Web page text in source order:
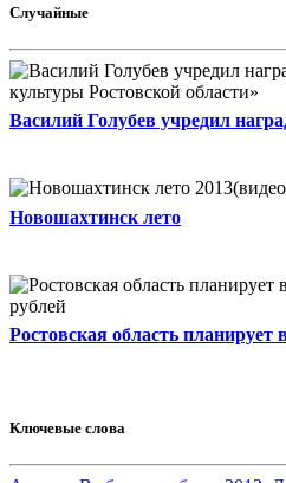
Случайные
Василий Голубев учредил
Новошахтинск лето
Ростовская область планирует
Ключевые слова